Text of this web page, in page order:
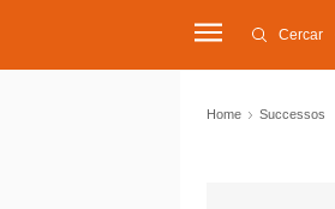
Cercar
Home Successos